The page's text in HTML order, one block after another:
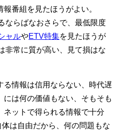
番組を見たほうがよい。
ならばなおさらで、最低限度
ャルやETV特集を見たほうが
非常に質が高い、見て損はな
る情報は信用ならない、時代遅
は何の価値もない、そもそも
ネットで得られる情報で十分
は自由だから、何の問題もな